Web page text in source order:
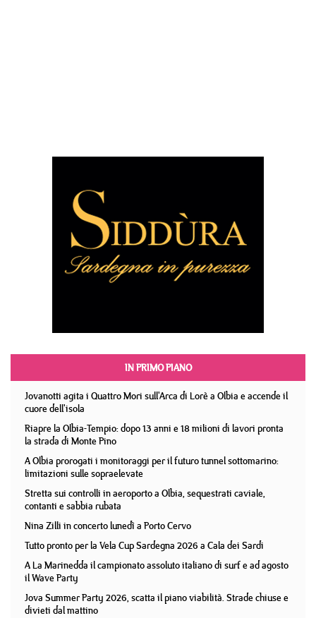
IN PRIMO PIANO
Jovanotti agita i Quattro Mori sull'Arca di Lorè a Olbia e accende il
cuore dell'isola
Riapre la Olbia-Tempio: dopo 13 anni e 18 milioni di lavori pronta
la strada di Monte Pino
A Olbia prorogati i monitoraggi per il futuro tunnel sottomarino:
limitazioni sulle sopraelevate
Stretta sui controlli in aeroporto a Olbia, sequestrati caviale,
contanti e sabbia rubata
Nina Zilli in concerto lunedì a Porto Cervo
Tutto pronto per la Vela Cup Sardegna 2026 a Cala dei Sardi
A La Marinedda il campionato assoluto italiano di surf e ad agosto
il Wave Party
Jova Summer Party 2026, scatta il piano viabilità. Strade chiuse e
divieti dal mattino